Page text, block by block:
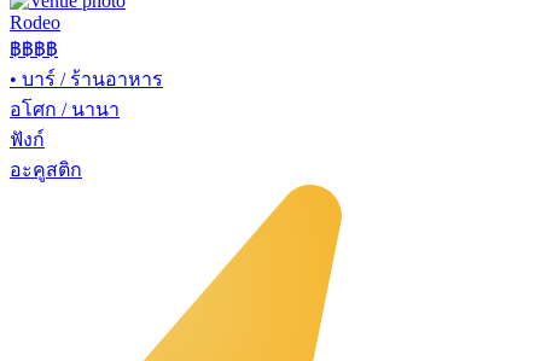
Rodeo
฿฿฿฿
• บาร์ / ร้านอาหาร
อโศก / นานา
ฟังก์
อะคูสติก